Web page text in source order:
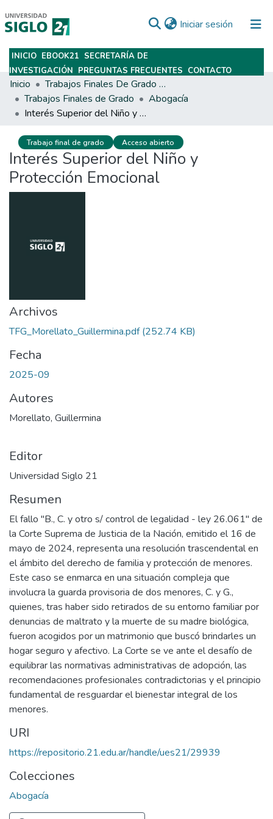
Iniciar sesión (current)
Subir
INICIO EBOOK21 SECRETARÍA DE
INVESTIGACIÓN PREGUNTAS FRECUENTES CONTACTO
Inicio
Trabajos Finales De Grado Y Posgrado
Trabajos Finales de Grado
Abogacía
Interés Superior del Niño y Protección Emocional
Trabajo final de grado Acceso abierto
Interés Superior del Niño y
Protección Emocional
Archivos
TFG_Morellato_Guillermina.pdf(252.74 KB)
Fecha
2025-09
Autores
Morellato, Guillermina
Editor
Universidad Siglo 21
Resumen
El fallo "B., C. y otro s/ control de legalidad - ley 26.061" de
la Corte Suprema de Justicia de la Nación, emitido el 16 de
mayo de 2024, representa una resolución trascendental en
el ámbito del derecho de familia y protección de menores.
Este caso se enmarca en una situación compleja que
involucra la guarda provisoria de dos menores, C. y G.,
quienes, tras haber sido retirados de su entorno familiar por
denuncias de maltrato y la muerte de su madre biológica,
fueron acogidos por un matrimonio que buscó brindarles un
hogar seguro y afectivo. La Corte se ve ante el desafío de
equilibrar las normativas administrativas de adopción, las
recomendaciones profesionales contradictorias y el principio
fundamental de resguardar el bienestar integral de los
menores.
URI
https://repositorio.21.edu.ar/handle/ues21/29939
Colecciones
Abogacía